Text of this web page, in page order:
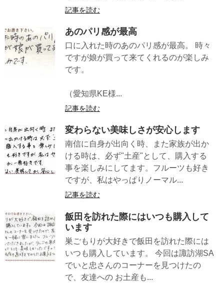
記事を読む
あのパリ感が最高
口に入れた時のあのパリ感が最高。 時々
ですが娘が買って来てくれるのが楽しみ
です。
（愛知県KE様...
記事を読む
変わらない美味しさが安心します
南信に自身が出向く時、また家族が出か
ける時は、必ず"土産"として、購入する
事を楽しみにしてます。フルーツも好き
ですが、私はやっぱりノーマル...
記事を読む
飯田を訪れた際にはいつも購入して
います
巣ごもりが大好きで飯田を訪れた際には
いつも購入しています。 今回は諏訪湖SA
でいと忠さんのコーナーを見つけたの
で、友達への お土産も...